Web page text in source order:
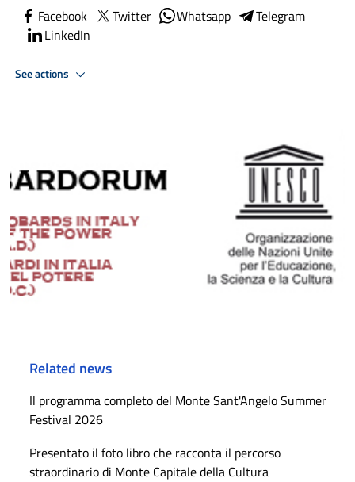
Facebook Twitter Whatsapp
Telegram
LinkedIn
See actions
Related news
Il programma completo del Monte Sant'Angelo Summer
Festival 2026
Presentato il foto libro che racconta il percorso
straordinario di Monte Capitale della Cultura